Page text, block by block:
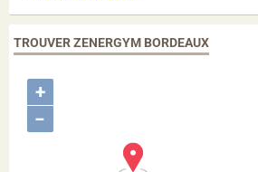
TROUVER ZENERGYM BORDEAUX
+
−